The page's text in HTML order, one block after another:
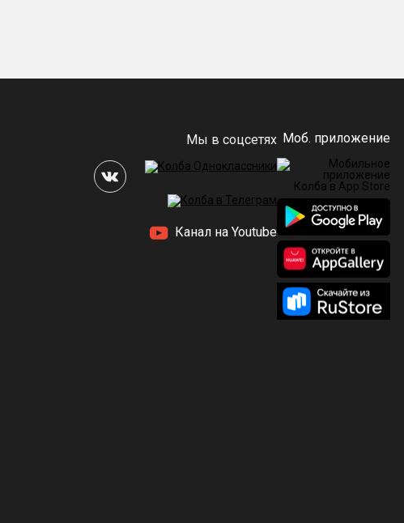
Мы в соцсетях
Канал на Youtube
Моб. приложение